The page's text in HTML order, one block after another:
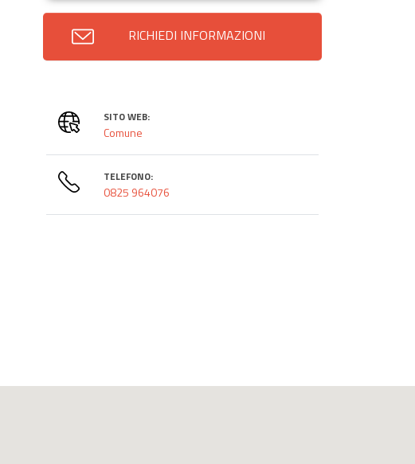
RICHIEDI INFORMAZIONI
SITO WEB:
Comune
TELEFONO:
0825 964076